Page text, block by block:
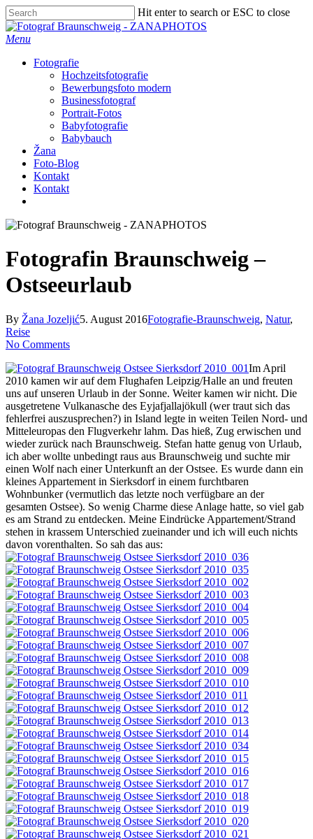
Skip
to
main
Hit enter to search or ESC to close
Close
Search
Menu
Fotografie
Hochzeitsfotografie
Bewerbungsfoto modern
Businessfotograf
Portrait-Fotos
Babyfotografie
Babybauch
Žana
Foto-Blog
Kontakt
Kontakt
Fotografin Braunschweig –
Ostseeurlaub
By Žana Jozeljić5. August 2016Fotografie-Braunschweig, Natur,
Reise
No Comments
Im April
2010 kamen wir auf dem Flughafen Leipzig/Halle an und freuten
uns auf unseren Urlaub in der Sonne. Weiter kamen wir nicht. Die
ausgetretene Vulkanasche des Eyjafjallajökull (wer traut sich das
fehlerfrei auszusprechen?) in Island legte in weiten Teilen Nord- und
Mitteleuropas den Flugverkehr lahm. Das hieß, Zug erwischen und
wieder zurück nach Braunschweig. Stefan hatte genug von Urlaub,
ich aber wollte unbedingt raus aus Braunschweig und suchte mir
einen Wolf nach einer Unterkunft an der Ostsee. Es wurde dann ein
kleines Appartement in Sierksdorf in einem furchtbaren
Wohnbunker (vermutlich das letzte noch verfügbare an der
gesamten Ostsee). So wenig Charme diese Anlage hatte, so viel gab
es am Strand zu entdecken. Meine Eindrücke Appartement/Strand
stehen in krassem Unterschied zueinander und ich will euch nichts
davon vorenthalten. So sah das aus: